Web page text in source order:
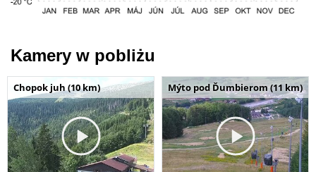
Kamery w pobliżu
Chopok juh (10 km) Mýto pod Ďumbierom (11 km)